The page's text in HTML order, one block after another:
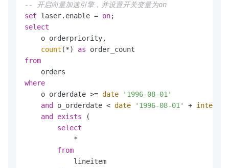
-- 开启向量加速引擎，并设置开关变量为on
set laser.enable = on
select
    o_orderpriority,
count (*) as
from
where
    o_orderdate
>= date
'1996-08-01'
and
o_orderdate < date '1996-08-01' + interval
and
exists (
select
*
from
            lineitem